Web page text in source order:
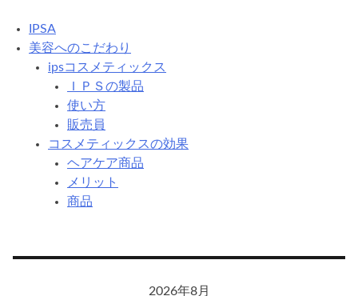
IPSA
美容へのこだわり
ipsコスメティックス
ＩＰＳの製品
使い方
販売員
コスメティックスの効果
ヘアケア商品
メリット
商品
2026年8月